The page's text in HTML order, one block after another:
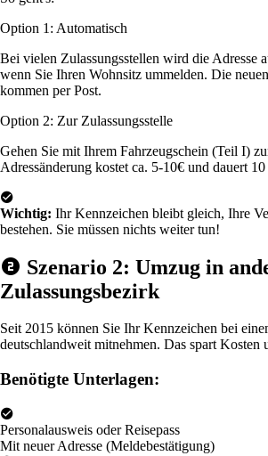
Option 1: Automatisch
Bei vielen Zulassungsstellen wird die Adresse
wenn Sie Ihren Wohnsitz ummelden. Die
kommen per Post.
Option 2: Zur Zulassungsstelle
Gehen Sie mit Ihrem Fahrzeugschein (Teil I)
Adressänderung kostet ca. 5-10€ und dauert
Wichtig: Ihr Kennzeichen bleibt gleich, Ihre
bestehen. Sie müssen nichts weiter tun!
Szenario 2: Umzug in
Zulassungsbezirk
Seit 2015 können Sie Ihr Kennzeichen bei
deutschlandweit mitnehmen. Das spart Kosten
Benötigte Unterlagen:
Personalausweis oder Reisepass
Mit neuer Adresse (Meldebestätigung)